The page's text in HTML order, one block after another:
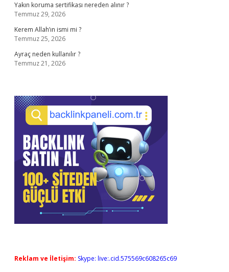
Yakın koruma sertifikası nereden alınır ?
Temmuz 29, 2026
Kerem Allah’ın ismi mi ?
Temmuz 25, 2026
Ayraç neden kullanılır ?
Temmuz 21, 2026
Reklam ve İletişim: Skype: live:.cid.575569c608265c69